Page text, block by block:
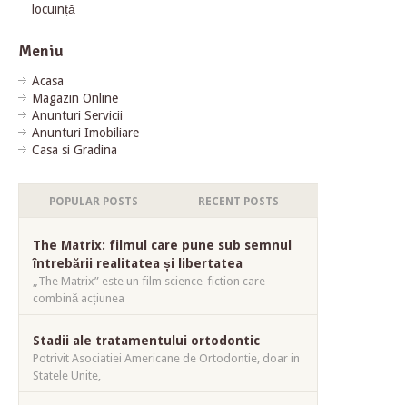
locuință
Meniu
Acasa
Magazin Online
Anunturi Servicii
Anunturi Imobiliare
Casa si Gradina
POPULAR POSTS RECENT POSTS
The Matrix: filmul care pune sub semnul
întrebării realitatea și libertatea
„The Matrix” este un film science-fiction care
combină acțiunea
Stadii ale tratamentului ortodontic
Potrivit Asociatiei Americane de Ortodontie, doar in
Statele Unite,